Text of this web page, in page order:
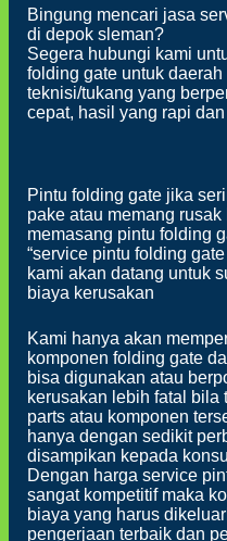
Bingung mencari jasa
di depok sleman?
Segera hubungi kami
folding gate untuk
teknisi/tukang yang
cepat, hasil yang rapi
Pintu folding gate jika
pake atau memang
memasang pintu folding
“service pintu folding
kami akan datang untuk
biaya kerusakan
Kami hanya akan
komponen folding gate
bisa digunakan atau
kerusakan lebih fatal bila
parts atau komponen
hanya dengan sedikit
disampikan kepada
Dengan harga service
sangat kompetitif maka
biaya yang harus
pengerjaan terbaik dan